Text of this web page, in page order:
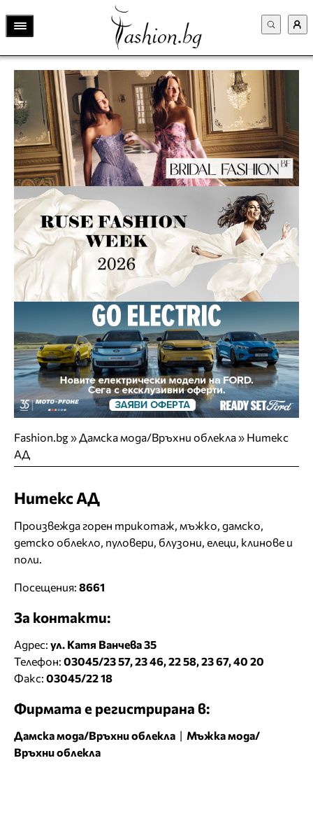
Fashion.bg»Дамска мода/Връхни облекла» Нитекс
АД
Нитекс АД
Произвежда горен трикотаж, мъжко, дамско,
детско облекло, пуловери, блузони, елеци, клинове и
поли.
Посещения: 8661
За контакти:
Адрес: ул. Катя Ванчева 35
Телефон: 03045/23 57, 23 46, 22 58, 23 67, 40 20
Факс: 03045/22 18
Фирмата е регистрирана в:
Дамска мода/Връхни облекла | Мъжка мода/
Връхни облекла